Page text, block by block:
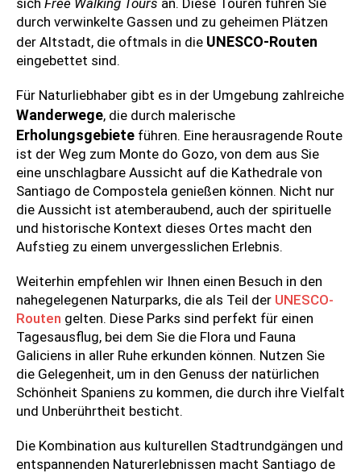
durch verwinkelte Gassen und zu geheimen Plätzen
der Altstadt, die oftmals in die UNESCO-Routen
eingebettet sind.
Für Naturliebhaber gibt es in der Umgebung zahlreiche
Wanderwege, die durch malerische
Erholungsgebiete führen. Eine herausragende Route
ist der Weg zum Monte do Gozo, von dem aus Sie
eine unschlagbare Aussicht auf die Kathedrale von
Santiago de Compostela genießen können. Nicht nur
die Aussicht ist atemberaubend, auch der spirituelle
und historische Kontext dieses Ortes macht den
Aufstieg zu einem unvergesslichen Erlebnis.
Weiterhin empfehlen wir Ihnen einen Besuch in den
nahegelegenen Naturparks, die als Teil der UNESCO-
Routen gelten. Diese Parks sind perfekt für einen
Tagesausflug, bei dem Sie die Flora und Fauna
Galiciens in aller Ruhe erkunden können. Nutzen Sie
die Gelegenheit, um in den Genuss der natürlichen
Schönheit Spaniens zu kommen, die durch ihre Vielfalt
und Unberührtheit besticht.
Die Kombination aus kulturellen Stadtrundgängen und
entspannenden Naturerlebnissen macht Santiago de